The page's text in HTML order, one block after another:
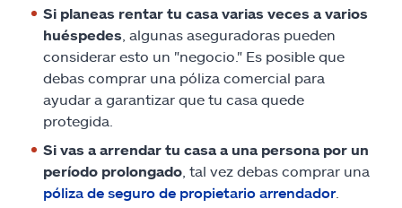
Si planeas rentar tu casa varias veces a varios
huéspedes , algunas aseguradoras pueden
considerar esto un "negocio." Es posible que
debas comprar una póliza comercial para
ayudar a garantizar que tu casa quede
protegida.
Si vas a arrendar tu casa a una persona por un
período prolongado , tal vez debas comprar una
póliza de seguro de propietario arrendador.